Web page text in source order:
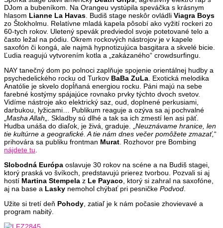
DJom a bubeníkom. Na Orangeu vystúpila speváčka s krásnym
hlasom Lianne La Havas . Budiš stage neskôr ovládli Viagra Boys
zo Štokholmu. Relatívne mladá kapela pôsobí ako vyžití rockeri zo
60-tych rokov. Uletený spevák predviedol svoje potetované telo a
často ležal na pódiu. Okrem rockových nástrojov je v kapele
saxofón či kongá, ale najmä hypnotizujúca basgitara a skvelé bicie.
Ľudia reagujú vytvorením kotla a „zakázaného“ crowdsurfingu.
NAY tanečný dom po polnoci zaplňuje spojenie orientálnej hudby a
psychedelického rocku od Turkov BaBa ZuLa . Exotická melodika
Anatólie je skvelo dopĺňaná energiou rocku. Páni majú na sebe
farebné kostýmy spájajúce rovnako prvky týchto dvoch svetov.
Vidíme nástroje ako elektrický saz, oud, doplnené perkusiami,
darbukou, lyžicami… Publikum reaguje a ozýva sa aj pochvalné
Masha Allah „. Skladby sú dlhé a tak sa ich zmestí len asi päť.
Hudba unáša do diaľok, je živá, graduje. „ Neuznávame hranice, len
tie kultúrne a geografické. A tie nám dnes večer pomôžete zmazať,“
prihovára sa publiku frontman Murat . Rozhovor pre Bombing
nájdete tu
Slobodná Európa oslavuje 30 rokov na scéne a na Budiš stagei,
ktorý praská vo švíkoch, predstavujú prierez tvorbou. Pozvali si aj
hostí Martina Stempela z Le Payaco , ktorý si zahral na saxofóne,
aj na base a Lasky nemohol chýbať pri pesničke Podvod
Užite si tretí deň Pohody , zatiaľ je k nám počasie zhovievavé a
program nabitý.